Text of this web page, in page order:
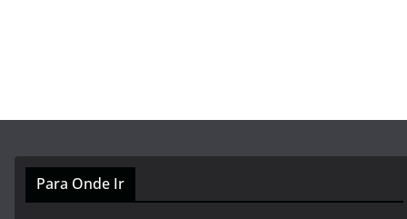
Para Onde Ir